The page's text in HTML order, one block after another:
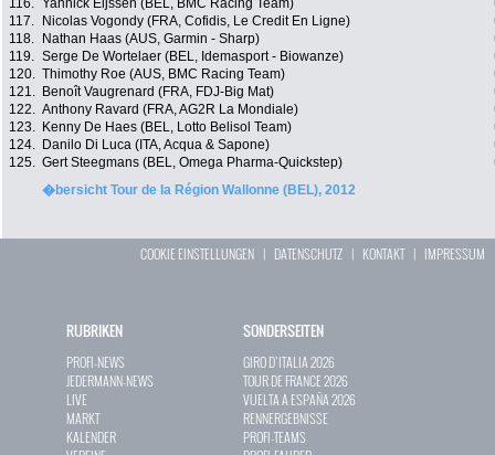
116. Yannick Eijssen (BEL, BMC Racing Team)
117.
Nicolas Vogondy (FRA, Cofidis, Le Credit En Ligne)
118.
Nathan Haas (AUS, Garmin - Sharp)
119. Serge De Wortelaer (BEL, Idemasport - Biowanze)
120. Thimothy Roe (AUS, BMC Racing Team)
121.
Benoît Vaugrenard (FRA, FDJ-Big Mat)
122. Anthony Ravard (FRA, AG2R La Mondiale)
123.
Kenny De Haes (BEL, Lotto Belisol Team)
124.
Danilo Di Luca (ITA, Acqua & Sapone)
125. Gert Steegmans (BEL, Omega Pharma-Quickstep)
�bersicht Tour de la Région Wallonne (BEL), 2012
COOKIE EINSTELLUNGEN | DATENSCHUTZ | KONTAKT| IMPRESSUM
RUBRIKEN
PROFI-NEWS
JEDERMANN-NEWS
LIVE
MARKT
KALENDER
SONDERSEITEN
GIRO D`ITALIA 2026
TOUR DE FRANCE 2026
VUELTA A ESPAÑA 2026
RENNERGEBNISSE
PROFI-TEAMS